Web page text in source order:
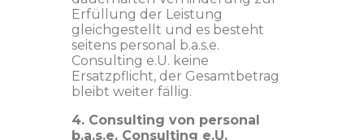
Erfüllung der Leistung
gleichgestellt und es besteht
seitens personal b.a.s.e.
Consulting e.U. keine
Ersatzpflicht, der Gesamtbetrag
bleibt weiter fällig.
4. Consulting von personal
b.a.s.e. Consulting e.U.